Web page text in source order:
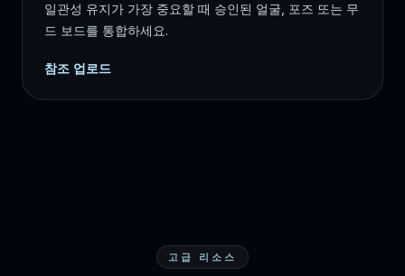
일관성 유지가 가장 중요할 때 승인된 얼굴, 포즈 또는 무
드 보드를 통합하세요.
참조 업로드
고급 리소스